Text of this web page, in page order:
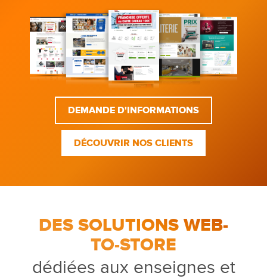
DEMANDE D'INFORMATIONS
DÉCOUVRIR NOS CLIENTS
DES SOLUTIONS WEB-
TO-STORE
dédiées aux enseignes et